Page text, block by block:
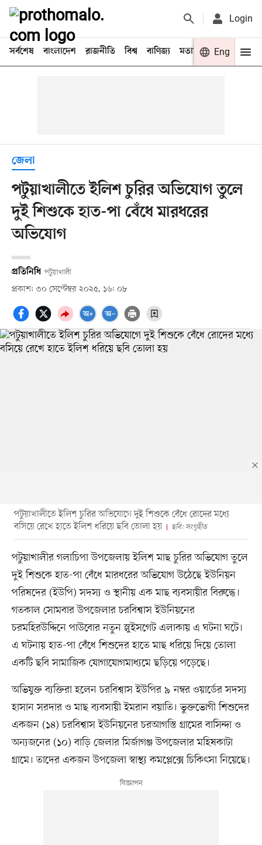
Login
সর্বশেষ বাংলাদেশ রাজনীতি বিশ্ব বাণিজ্য মতামত খেলা
Eng
জেলা
পটুয়াখালীতে ইলিশ চুরির অভিযোগ তুলে
দুই শিশুকে হাত-পা বেঁধে মারধরের
অভিযোগ
প্রতিনিধি পটুয়াখালী
প্রকাশ: ৩০ সেপ্টেম্বর ২০২৫, ১৬: ০৮
পটুয়াখালীতে ইলিশ চুরির অভিযোগে দুই শিশুকে বেঁধে রোদের মধ্যে
বসিয়ে রেখে হাতে ইলিশ ধরিয়ে ছবি তোলা হয়
ছবি: সংগৃহীত
পটুয়াখালীর গলাচিপা উপজেলায় ইলিশ মাছ চুরির অভিযোগ তুলে
দুই শিশুকে হাত-পা বেঁধে মারধরের অভিযোগ উঠেছে ইউনিয়ন
পরিষদের (ইউপি) সদস্য ও স্থানীয় এক মাছ ব্যবসায়ীর বিরুদ্ধে।
গতকাল সোমবার উপজেলার চরবিশ্বাস ইউনিয়নের
চরমহিরউদ্দিনে পাউবোর নতুন স্লুইসগেট এলাকায় এ ঘটনা ঘটে।
এ ঘটনায় হাত-পা বেঁধে শিশুদের হাতে মাছ ধরিয়ে দিয়ে তোলা
একটি ছবি সামাজিক যোগাযোগমাধ্যমে ছড়িয়ে পড়েছে।
অভিযুক্ত ব্যক্তিরা হলেন চরবিশ্বাস ইউপির ৯ নম্বর ওয়ার্ডের সদস্য
হাসান সরদার ও মাছ ব্যবসায়ী ইমরান বয়াতি। ভুক্তভোগী শিশুদের
একজন (১৪) চরবিশ্বাস ইউনিয়নের চরআগস্তি গ্রামের বাসিন্দা ও
অন্যজনের (১০) বাড়ি জেলার মির্জাগঞ্জ উপজেলার মহিষকাটা
গ্রামে। তাদের একজন উপজেলা স্বাস্থ্য কমপ্লেক্সে চিকিৎসা নিয়েছে।